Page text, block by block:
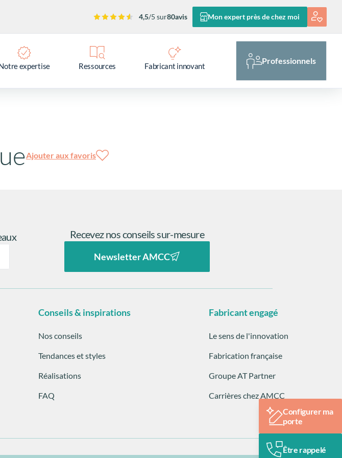
4,5/5 sur80avis Mon expert près de chez moi
expertise Ressources Fabricant innovant
Professionnels
Ajouter aux favoris
Recevez nos conseils sur-mesure
Newsletter AMCC
Conseils & inspirations
Nos conseils
Tendances et styles
Réalisations
FAQ
Fabricant engagé
Le sens de l'innovation
Fabrication française
Groupe AT Partner
Carrières chez AMCC
Configurer ma
porte
Être rappelé